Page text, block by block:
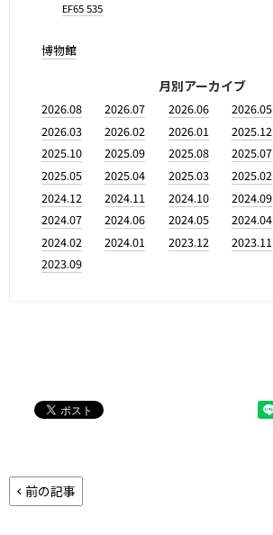
EF65 535
博物館
月別アーカイブ
2026.08 2026.07 2026.06 2026.05
2026.03
2026.02 2026.01 2025.12
2025.10
2025.09 2025.08 2025.07
2025.05
2025.04 2025.03 2025.02
2024.12
2024.11 2024.10 2024.09
2024.07
2024.06 2024.05 2024.04
2024.02
2024.01 2023.12 2023.11
2023.09
前の記事